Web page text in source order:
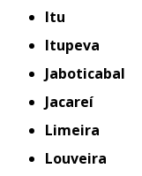
Itu
Itupeva
Jaboticabal
Jacareí
Limeira
Louveira